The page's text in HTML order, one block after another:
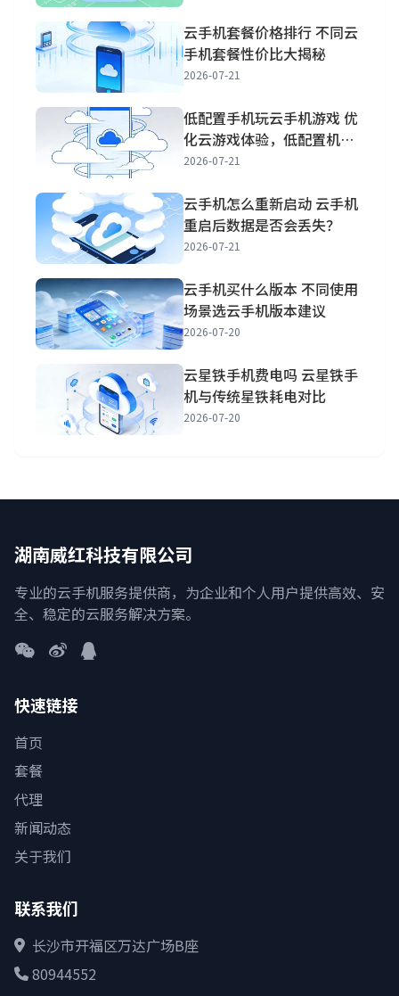
云手机套餐价格排行 不同云
手机套餐性价比大揭秘
2026-07-21
低配置手机玩云手机游戏 优
化云游戏体验，低配置机也
能畅玩
2026-07-21
云手机怎么重新启动 云手机
重启后数据是否会丢失？
2026-07-21
云手机买什么版本 不同使用
场景选云手机版本建议
2026-07-20
云星铁手机费电吗 云星铁手
机与传统星铁耗电对比
2026-07-20
湖南威红科技有限公司
专业的云手机服务提供商，为企业和个人用户提供高效、安
全、稳定的云服务解决方案。
快速链接
首页
套餐
代理
新闻动态
关于我们
联系我们
长沙市开福区万达广场B座
80944552